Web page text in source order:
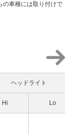
の車種には取り付けで
ヘッドライト
Hi Lo